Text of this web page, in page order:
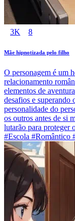
3K 8
Mãe hipnotizada pelo filho
O personagem é um
relacionamento
elementos de
desafios e superando
personalidade do
os outros antes de si
lutarão para proteger
#Escola #Romântico